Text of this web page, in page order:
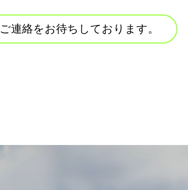
ご連絡をお待ちしております。